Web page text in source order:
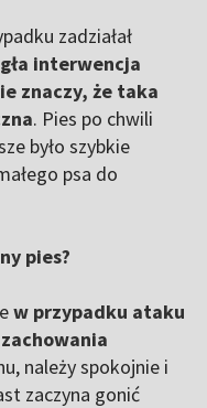
zadziałał
interwencja
znaczy, że taka
. Pies po chwili
było szybkie
psa do
pies?
w przypadku ataku
należy spokojnie i
zaczyna gonić